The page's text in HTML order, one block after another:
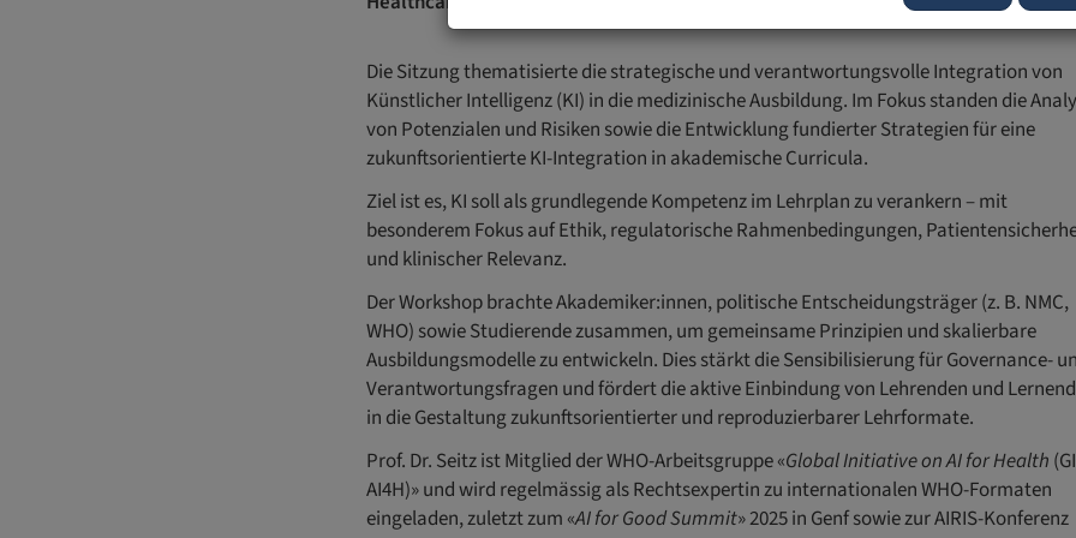
Die Sitzung thematisierte die strategische und verantwortungsvolle Integration von
Künstlicher Intelligenz (KI) in die medizinische Ausbildung. Im Fokus standen die
von Potenzialen und Risiken sowie die Entwicklung fundierter Strategien für eine
zukunftsorientierte KI-Integration in akademische Curricula.
Ziel ist es, KI soll als grundlegende Kompetenz im Lehrplan zu verankern – mit
besonderem Fokus auf Ethik, regulatorische Rahmenbedingungen,
und klinischer Relevanz.
Der Workshop brachte Akademiker:innen, politische Entscheidungsträger (z. B. NMC,
WHO) sowie Studierende zusammen, um gemeinsame Prinzipien und skalierbare
Ausbildungsmodelle zu entwickeln. Dies stärkt die Sensibilisierung für Governance-
Verantwortungsfragen und fördert die aktive Einbindung von Lehrenden und
in die Gestaltung zukunftsorientierter und reproduzierbarer Lehrformate.
Prof. Dr. Seitz ist Mitglied der WHO-Arbeitsgruppe «Global Initiative on AI for Health
AI4H)» und wird regelmässig als Rechtsexpertin zu internationalen WHO-Formaten
eingeladen, zuletzt zum «AI for Good Summit» 2025 in Genf sowie zur AIRIS-Konferenz